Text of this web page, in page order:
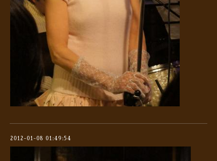
2012-01-08 01:49:54